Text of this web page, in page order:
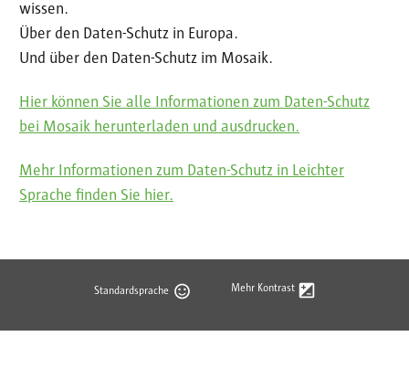
wissen.
Über den Daten-Schutz in Europa.
Und über den Daten-Schutz im Mosaik.
Hier können Sie alle Informationen zum Daten-Schutz
bei Mosaik herunterladen und ausdrucken.
Mehr Informationen zum Daten-Schutz in Leichter
Sprache finden Sie hier.
Standardsprache Mehr Kontrast